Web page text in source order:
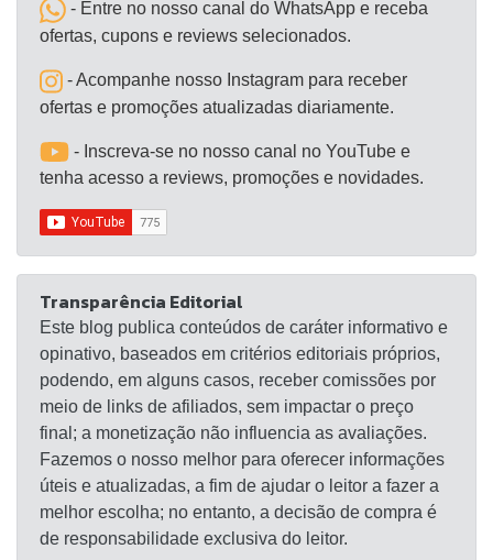
- Entre no nosso canal do WhatsApp e receba
ofertas, cupons e reviews selecionados.
- Acompanhe nosso Instagram para receber
ofertas e promoções atualizadas diariamente.
- Inscreva-se no nosso canal no YouTube e
tenha acesso a reviews, promoções e novidades.
Transparência Editorial
Este blog publica conteúdos de caráter informativo e
opinativo, baseados em critérios editoriais próprios,
podendo, em alguns casos, receber comissões por
meio de links de afiliados, sem impactar o preço
final; a monetização não influencia as avaliações.
Fazemos o nosso melhor para oferecer informações
úteis e atualizadas, a fim de ajudar o leitor a fazer a
melhor escolha; no entanto, a decisão de compra é
de responsabilidade exclusiva do leitor.